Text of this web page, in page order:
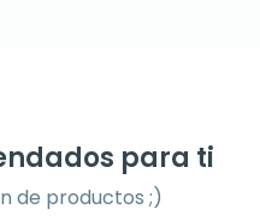
para ti
de productos ;)